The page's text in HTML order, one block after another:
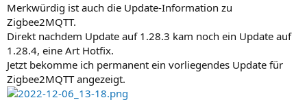
Merkwürdig ist auch die Update-Information zu
Zigbee2MQTT.
Direkt nachdem Update auf 1.28.3 kam noch ein Update auf
1.28.4, eine Art Hotfix.
Jetzt bekomme ich permanent ein vorliegendes Update für
Zigbee2MQTT angezeigt.